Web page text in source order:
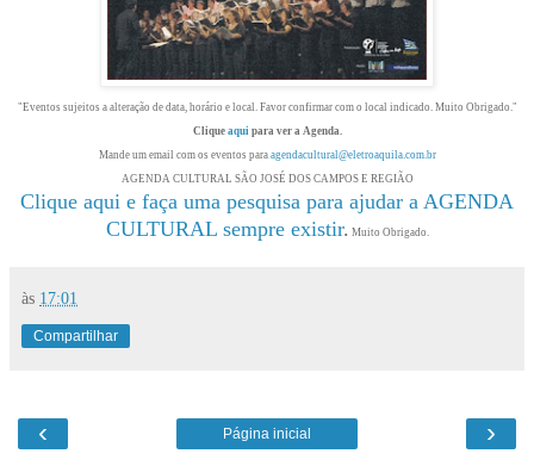
"Eventos sujeitos a alteração de data, horário e local. Favor confirmar com o local indicado. Muito Obrigado."
Clique aqui para ver a Agenda.
Mande um email com os eventos para agendacultural@eletroaquila.com.br
AGENDA CULTURAL SÃO JOSÉ DOS CAMPOS E REGIÃO
Clique aqui e faça uma pesquisa para ajudar a AGENDA
CULTURAL sempre existir. Muito Obrigado.
às 17:01
Compartilhar
‹ ›
Página inicial